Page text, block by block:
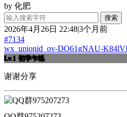
by 化肥
2026年4月26日 22:48|3个月前
#7134
wx_unionid_ov-DO61gNAU-
Lv.1 初学乍练
谢谢分享